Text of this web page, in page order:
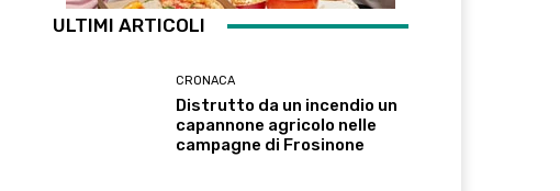
ULTIMI ARTICOLI
CRONACA
Distrutto da un incendio un
capannone agricolo nelle
campagne di Frosinone